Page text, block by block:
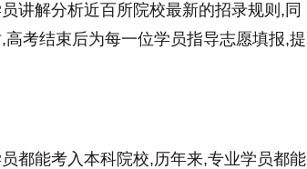
讲解分析近百所院校最新的招录规则,同
考结束后为每一位学员指导志愿填报,提
都能考入本科院校,历年来,专业学员都能